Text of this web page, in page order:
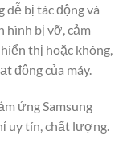
dễ bị tác động và
hình bị vỡ, cảm
thị hoặc không,
động của máy.
ứng Samsung
uy tín, chất lượng.